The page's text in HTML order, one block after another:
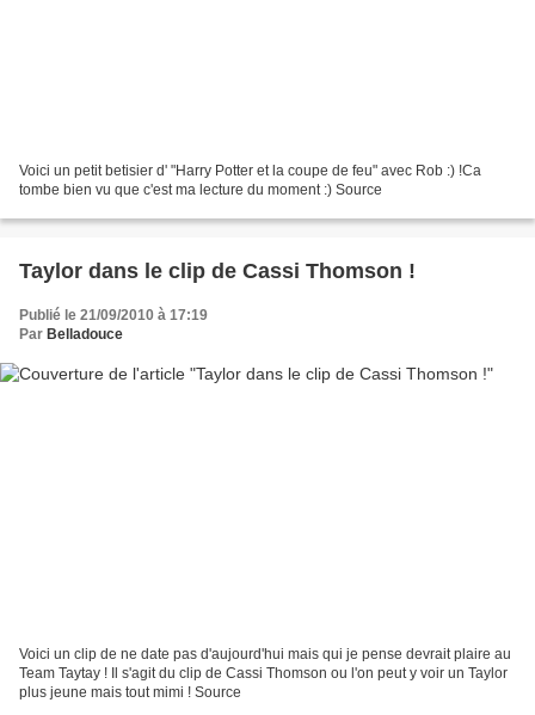
Voici un petit betisier d' "Harry Potter et la coupe de feu" avec Rob :) !Ca
tombe bien vu que c'est ma lecture du moment :) Source
Taylor dans le clip de Cassi Thomson !
Publié le 21/09/2010 à 17:19
Par Belladouce
Voici un clip de ne date pas d'aujourd'hui mais qui je pense devrait plaire au
Team Taytay ! Il s'agit du clip de Cassi Thomson ou l'on peut y voir un Taylor
plus jeune mais tout mimi ! Source